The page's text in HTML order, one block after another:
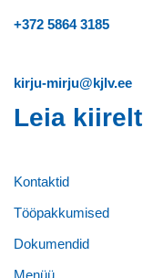
+372 5864 3185
kirju-mirju@kjlv.ee
Leia kiirelt
Kontaktid
Tööpakkumised
Dokumendid
Menüü